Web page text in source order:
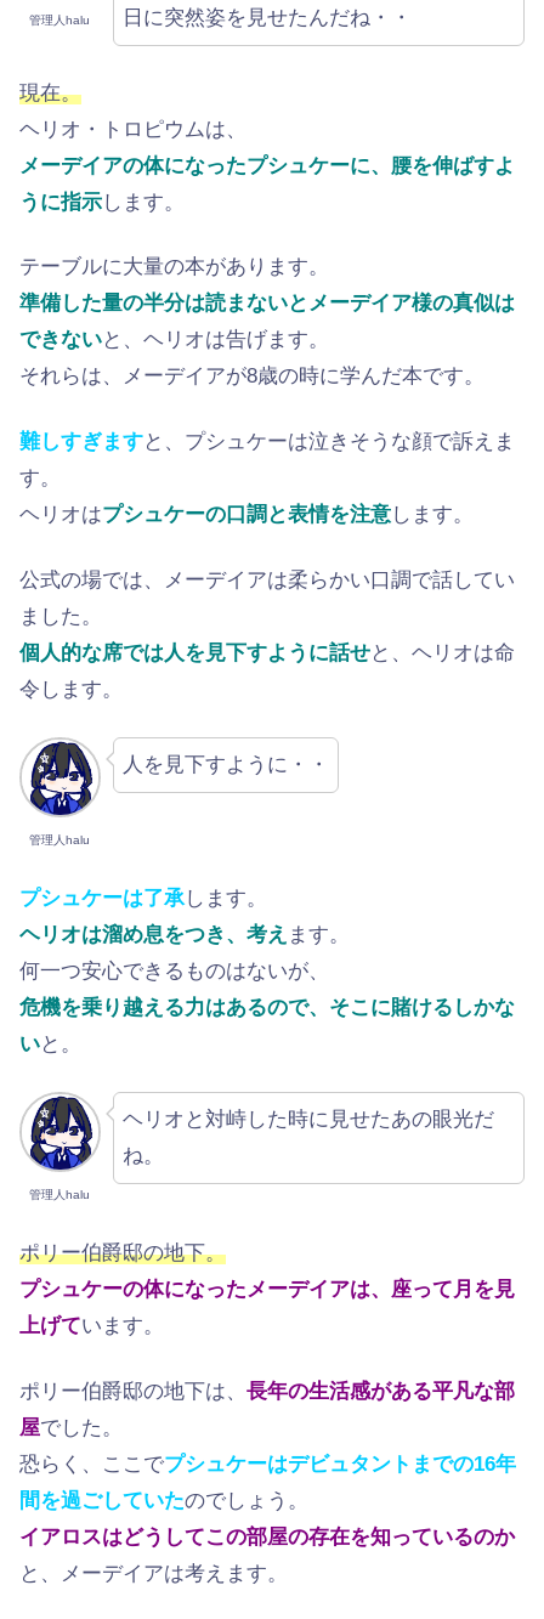
管理人halu
日に突然姿を見せたんだね・・
現在。
ヘリオ・トロピウムは、
メーデイアの体になったプシュケーに、腰を伸ばすよ
うに指示します。
テーブルに大量の本があります。
準備した量の半分は読まないとメーデイア様の真似は
できないと、ヘリオは告げます。
それらは、メーデイアが8歳の時に学んだ本です。
難しすぎますと、プシュケーは泣きそうな顔で訴えま
す。
ヘリオはプシュケーの口調と表情を注意します。
公式の場では、メーデイアは柔らかい口調で話してい
ました。
個人的な席では人を見下すように話せと、ヘリオは命
令します。
管理人halu
人を見下すように・・
プシュケーは了承します。
ヘリオは溜め息をつき、考え ます。
何一つ安心できるものはないが、
危機を乗り越える力はあるので、そこに賭けるしかな
いと。
管理人halu
ヘリオと対峙した時に見せたあの眼光だ
ね。
ポリー伯爵邸の地下。
プシュケーの体になったメーデイアは、座って月を見
上げています。
ポリー伯爵邸の地下は、 長年の生活感がある平凡な部
屋でした。
恐らく、ここでプシュケーはデビュタントまでの16年
間を過ごしていたのでしょう。
イアロスはどうしてこの部屋の存在を知っているのか
と、メーデイアは考えます。